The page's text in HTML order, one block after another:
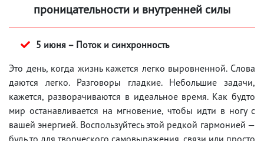
проницательности и внутренней силы
5 июня – Поток и синхронность
Это день, когда жизнь кажется легко выровненной. Слова
даются легко. Разговоры гладкие. Небольшие задачи,
кажется, разворачиваются в идеальное время. Как будто
мир останавливается на мгновение, чтобы идти в ногу с
вашей энергией. Воспользуйтесь этой редкой гармонией —
будь то для творческого самовыражения, связи или просто